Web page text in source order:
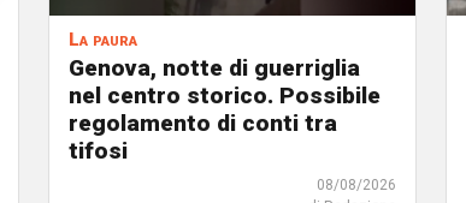
La paura
Genova, notte di guerriglia
nel centro storico. Possibile
regolamento di conti tra
tifosi
08/08/2026